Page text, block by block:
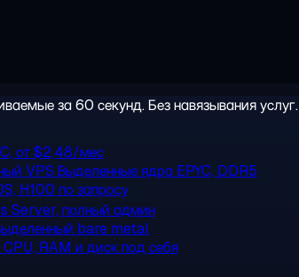
за 60 секунд. Без навязывания услуг.
от $2,48/мес
VPS Выделенные ядра EPYC, DDR5
H100 по запросу
Server, полный админ
bare metal
RAM и диск под себя